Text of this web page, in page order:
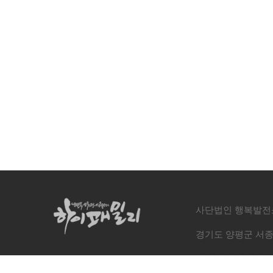
사단법인 행복발
경기도 양평군 서
하이패밀리 사이